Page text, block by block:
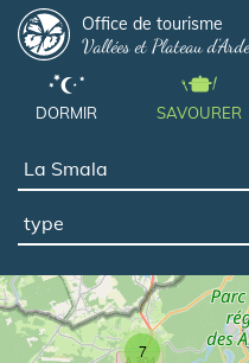
Office de tourisme
Vallées et Plateau
DORMIR SAVOURER
type
7
Panneau de gestion des